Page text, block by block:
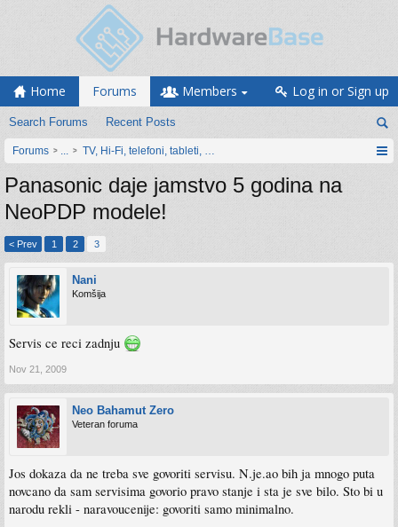
Home Forums
Search Forums Recent Posts
Members Log in or Sign up
Forums ... TV, Hi-Fi, telefoni, tableti, satovi, IoT oprema
Panasonic daje jamstvo 5 godina na
NeoPDP modele!
< Prev 1 2 3
Nani
Komšija
Servis ce reci zadnju
Nov 21, 2009
Neo Bahamut Zero
Veteran foruma
Jos dokaza da ne treba sve govoriti servisu. N.je.ao bih ja mnogo puta
novcano da sam servisima govorio pravo stanje i sta je sve bilo. Sto bi u
narodu rekli - naravoucenije: govoriti samo minimalno.